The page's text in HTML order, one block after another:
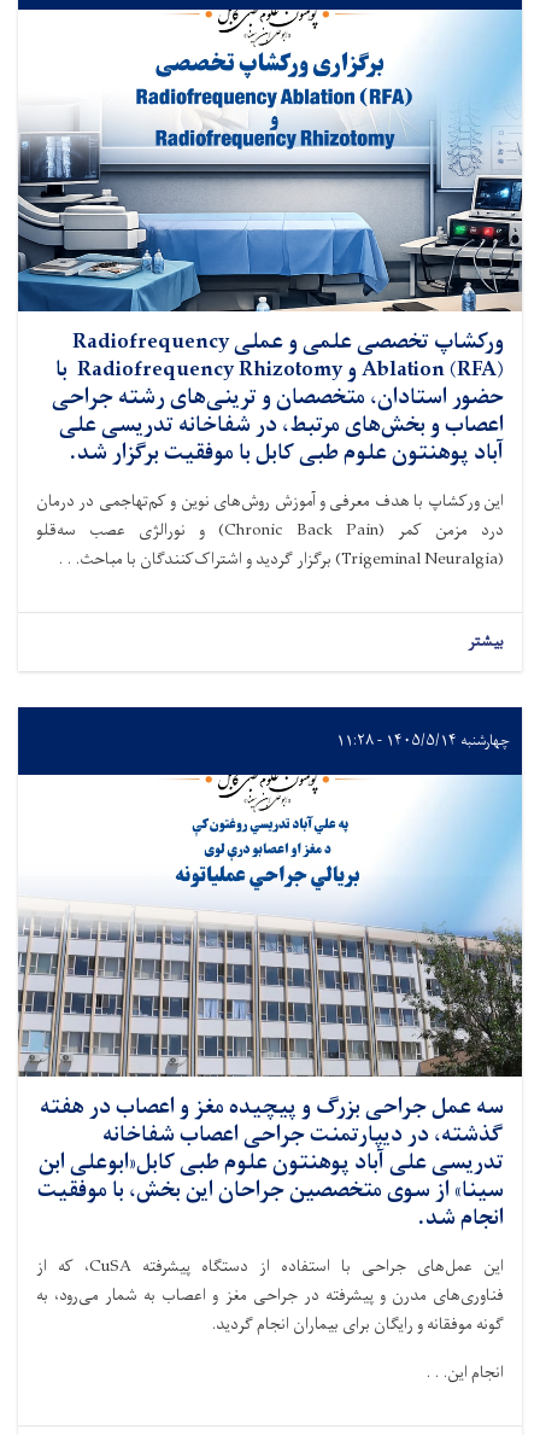
ورکشاپ تخصصی علمی و عملی Radiofrequency
Ablation (RFA) و Radiofrequency Rhizotomy با
حضور استادان، متخصصان و ترینی‌های رشته جراحی
اعصاب و بخش‌های مرتبط، در شفاخانه تدریسی علی
آباد پوهنتون علوم طبی کابل با موفقیت برگزار شد.
این ورکشاپ با هدف معرفی و آموزش روش‌های نوین و کم‌تهاجمی در درمان
درد مزمن کمر (Chronic Back Pain) و نورالژی عصب سه‌قلو
(Trigeminal Neuralgia) برگزار گردید و اشتراک‌کنندگان با مباحث. . .
بیشتر
چهارشنبه ۱۴۰۵/۵/۱۴ - ۱۱:۲۸
سه عمل جراحی بزرگ و پیچیده مغز و اعصاب در هفته
گذشته، در دیپارتمنت جراحی اعصاب شفاخانه
تدریسی علی آباد پوهنتون علوم طبی کابل«ابوعلی ابن
سینا» از سوی متخصصین جراحان این بخش، با موفقیت
انجام شد.
این عمل‌های جراحی با استفاده از دستگاه پیشرفته CuSA، که از
فناوری‌های مدرن و پیشرفته در جراحی مغز و اعصاب به شمار می‌رود، به
گونه موفقانه و رایگان برای بیماران انجام گردید.
انجام این. . .